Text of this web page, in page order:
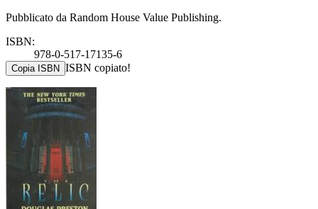
Pubblicato da Random House Value Publishing.
ISBN:
978-0-517-17135-6
Copia ISBN ISBN copiato!